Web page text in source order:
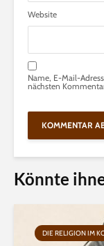
Website
Name, E-Mail-
nächsten
Könnte
DIE RELIGION IM